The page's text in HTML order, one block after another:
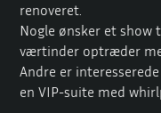
renoveret.
Nogle ønsker et show
værtinder optræder
Andre er
en VIP-suite med